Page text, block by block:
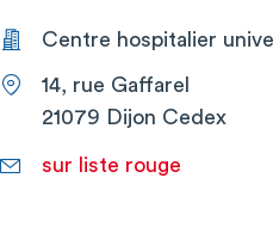
Centre hospitalier
14, rue Gaffarel
21079 Dijon Cedex
sur liste rouge